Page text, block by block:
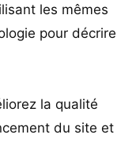
les mêmes
pour décrire
la qualité
du site et